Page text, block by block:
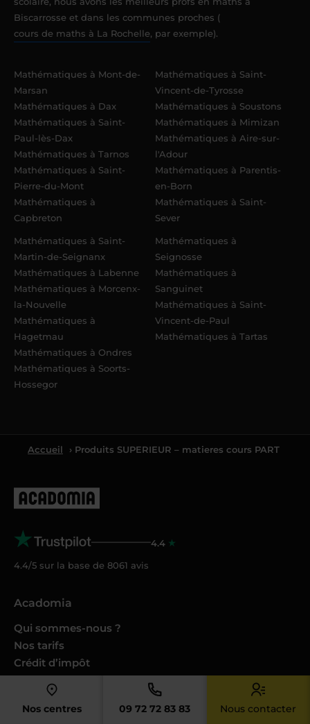
Nos centres 09 72 72 83 83 Nous contacter
Biscarrosse et dans les communes proches (
cours de maths à La Rochelle, par exemple).
Mathématiques à Mont-de-
Marsan
Mathématiques à Dax
Mathématiques à Saint-
Paul-lès-Dax
Mathématiques à Tarnos
Mathématiques à Saint-
Pierre-du-Mont
Mathématiques à
Capbreton
Mathématiques à Saint-
Vincent-de-Tyrosse
Mathématiques à Soustons
Mathématiques à Mimizan
Mathématiques à Aire-sur-
l'Adour
Mathématiques à Parentis-
en-Born
Mathématiques à Saint-
Sever
Mathématiques à Saint-
Martin-de-Seignanx
Mathématiques à Labenne
Mathématiques à Morcenx-
la-Nouvelle
Mathématiques à
Hagetmau
Mathématiques à Ondres
Mathématiques à Soorts-
Hossegor
Mathématiques à
Seignosse
Mathématiques à
Sanguinet
Mathématiques à Saint-
Vincent-de-Paul
Mathématiques à Tartas
Accueil › Produits SUPERIEUR – matieres cours PART
4.4
4.4/5 sur la base de 8061 avis
Acadomia
Qui sommes-nous ?
Nos tarifs
Crédit d’impôt
Cesu
Nos conseils et guides
Nos Podcasts Ambition Sup